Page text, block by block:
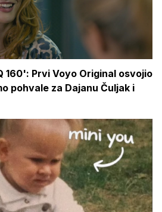
160': Prvi Voyo Original osvojio
pohvale za Dajanu Čuljak i